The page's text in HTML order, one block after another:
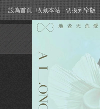
設為首頁 收藏本站 切換到窄版